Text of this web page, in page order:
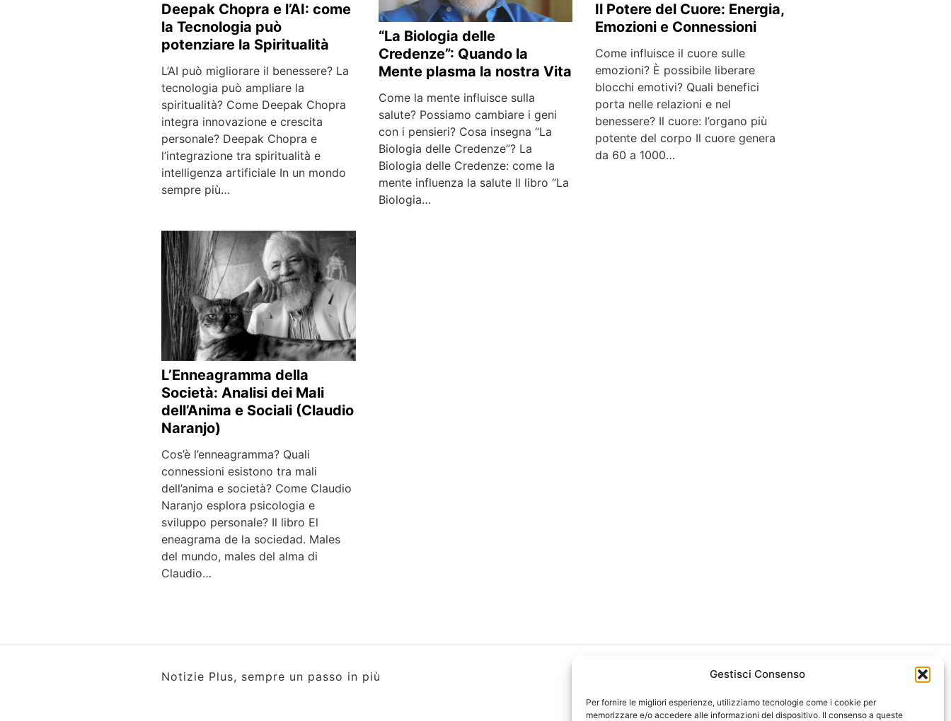
Gestisci Consenso
Per fornire le migliori esperienze, utilizziamo tecnologie come i cookie per
memorizzare e/o accedere alle informazioni del dispositivo. Il consenso a queste
Deepak Chopra e l’AI: come
la Tecnologia può
potenziare la Spiritualità
L’AI può migliorare il benessere? La
tecnologia può ampliare la
spiritualità? Come Deepak Chopra
integra innovazione e crescita
personale? Deepak Chopra e
l’integrazione tra spiritualità e
intelligenza artificiale In un mondo
sempre più…
“La Biologia delle
Credenze”: Quando la
Mente plasma la nostra Vita
Come la mente influisce sulla
salute? Possiamo cambiare i geni
con i pensieri? Cosa insegna “La
Biologia delle Credenze”? La
Biologia delle Credenze: come la
mente influenza la salute Il libro “La
Biologia…
Il Potere del Cuore: Energia,
Emozioni e Connessioni
Come influisce il cuore sulle
emozioni? È possibile liberare
blocchi emotivi? Quali benefici
porta nelle relazioni e nel
benessere? Il cuore: l’organo più
potente del corpo Il cuore genera
da 60 a 1000…
L’Enneagramma della
Società: Analisi dei Mali
dell’Anima e Sociali (Claudio
Naranjo)
Cos’è l’enneagramma? Quali
connessioni esistono tra mali
dell’anima e società? Come Claudio
Naranjo esplora psicologia e
sviluppo personale? Il libro El
eneagrama de la sociedad. Males
del mundo, males del alma di
Claudio…
Notizie Plus, sempre un passo in più